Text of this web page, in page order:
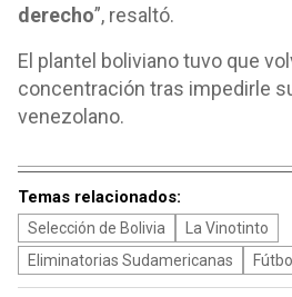
derecho”, resaltó.
El plantel boliviano tuvo que
concentración tras impedirle
venezolano.
Temas relacionados:
Selección de Bolivia
La Vinotinto
Eliminatorias Sudamericanas
Fútbol